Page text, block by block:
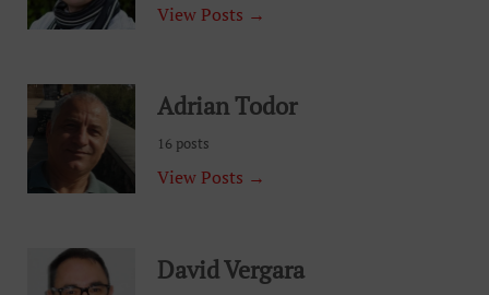
View Posts →
Adrian Todor
16 posts
View Posts →
David Vergara